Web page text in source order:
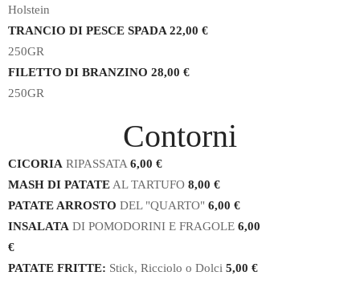
Holstein
TRANCIO DI PESCE SPADA 22,00 €
250GR
FILETTO DI BRANZINO 28,00 €
250GR
Contorni
CICORIA RIPASSATA6,00 €
MASH DI PATATEAL TARTUFO 8,00 €
PATATE ARROSTO DEL "QUARTO" 6,00 €
INSALATA DI POMODORINI E FRAGOLE 6,00
€
PATATE FRITTE: Stick, Ricciolo o Dolci 5,00 €